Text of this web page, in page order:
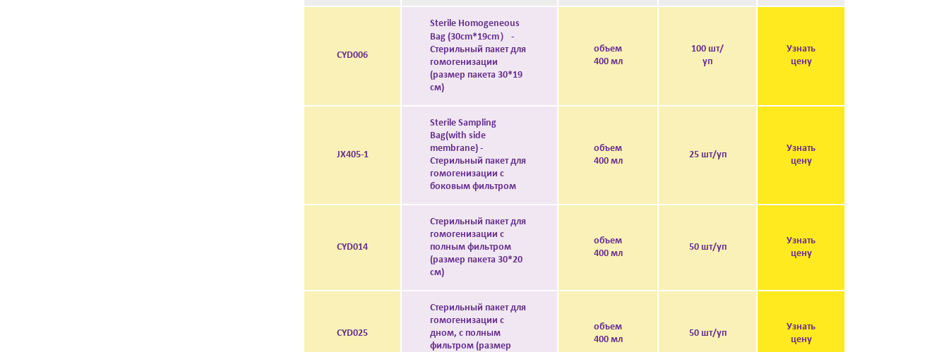
CYD006
Sterile Homogeneous
Bag (30cm*19cm） -
Стерильный пакет для
гомогенизации
(размер пакета 30*19
см)
объем
400 мл
100 шт/
уп
Узнать
цену
JX405-1
Sterile Sampling
Bag(with side
membrane) -
Стерильный пакет для
гомогенизации с
боковым фильтром
объем
400 мл
25 шт/уп
Узнать
цену
CYD014
Стерильный пакет для
гомогенизации с
полным фильтром
(размер пакета 30*20
см)
объем
400 мл
50 шт/уп
Узнать
цену
CYD025
Стерильный пакет для
гомогенизации с
дном, с полным
фильтром (размер
объем
400 мл
50 шт/уп
Узнать
цену